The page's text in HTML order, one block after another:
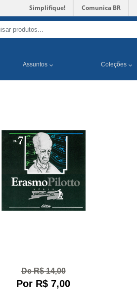
Simplifique! Comunica BR
Assuntos Coleções
De R$ 14,00
Por R$ 7,00